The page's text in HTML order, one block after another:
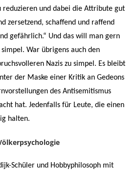
reduzieren und dabei die Attribute gut
zersetzend, schaffend und raffend
gefährlich.“ Und das will man gern
War übrigens auch den
Nazis zu simpel. Es bleibt
der Maske einer Kritik an Gedeons
des Antisemitismus
hat. Jedenfalls für Leute, die einen
halten.
Schüler und Hobbyphilosoph mit